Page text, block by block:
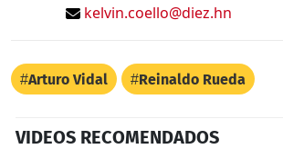
kelvin.coello@diez.hn
Arturo Vidal Reinaldo Rueda
VIDEOS RECOMENDADOS